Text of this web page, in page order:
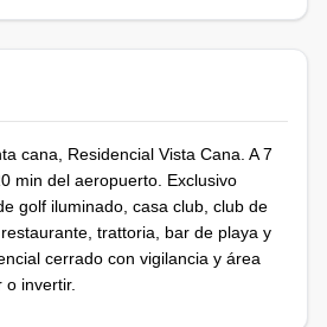
cana, Residencial Vista Cana. A 7
min del aeropuerto. Exclusivo
golf iluminado, casa club, club de
trattoria, bar de playa y
cerrado con vigilancia y área
o invertir.